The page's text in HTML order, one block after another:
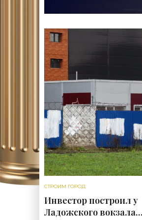
СТРОИМ ГОРОД
Инвестор построил у
Ладожского вокзала